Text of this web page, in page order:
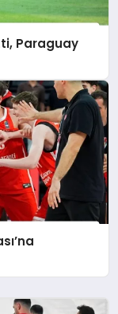
Paraguay